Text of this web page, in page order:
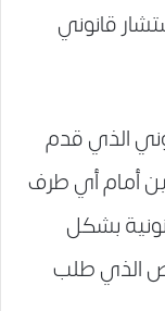
قانوني
الذي قدم
أمام أي طرف
بشكل
الذي طلب